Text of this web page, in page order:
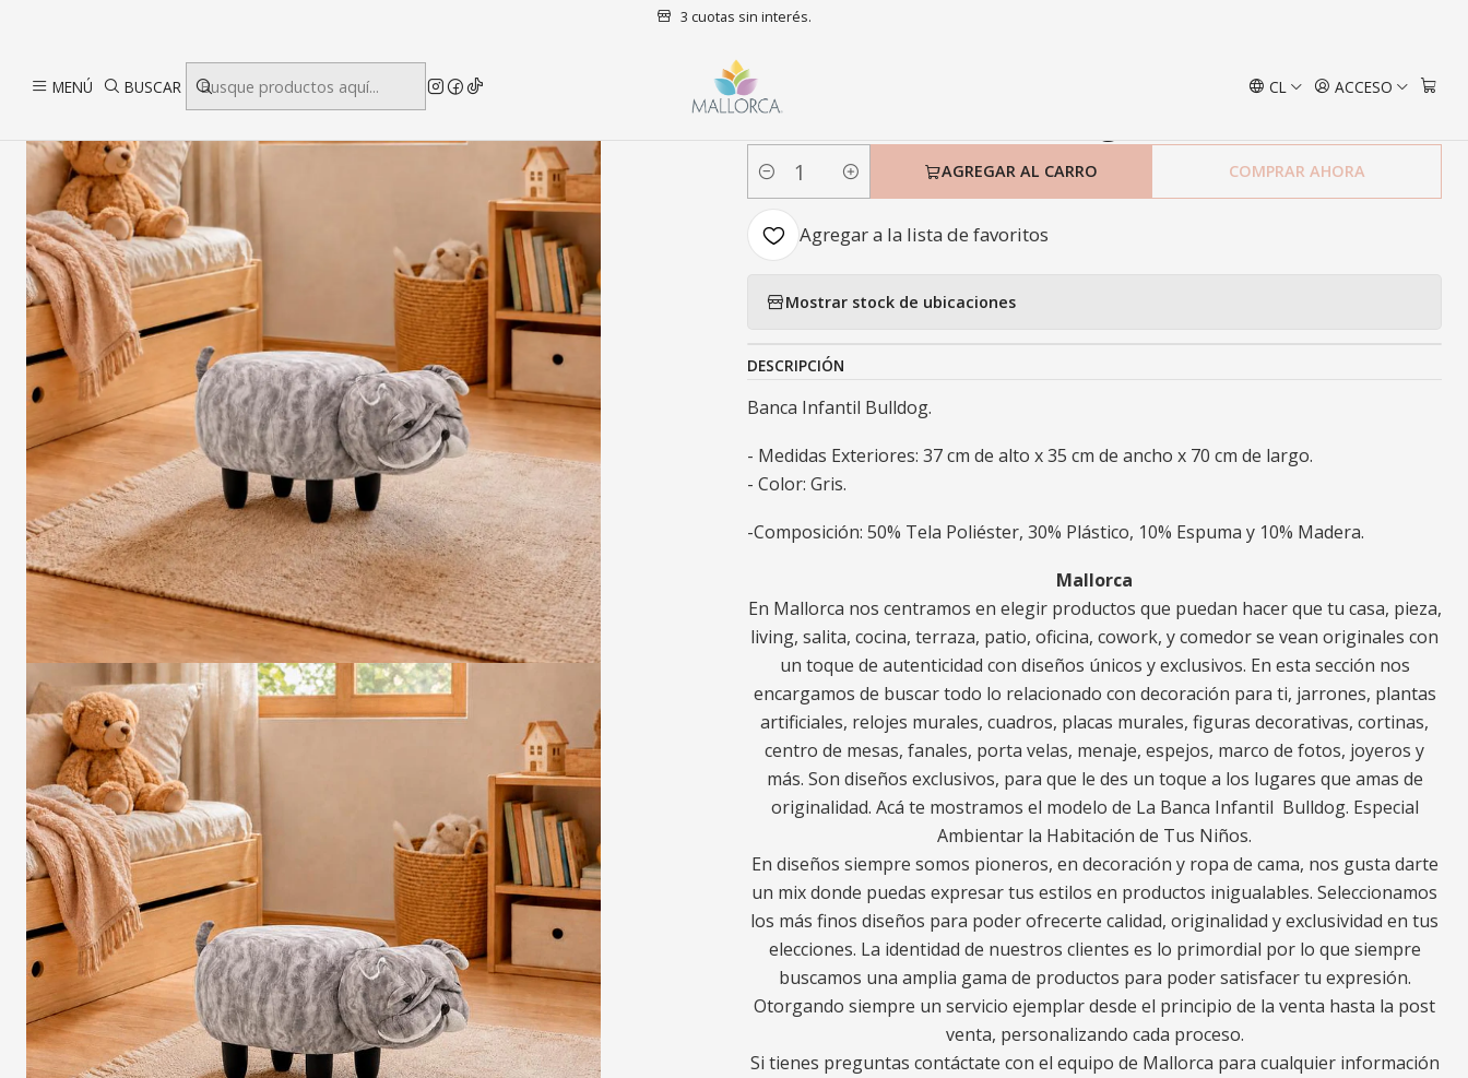
MENÚ BUSCAR CL ACCESO
3 cuotas sin interés.
Decoración Infantil Banca Infantil Bulldog
|
Banca Infantil Bulldog
Cantidad
AGREGAR AL CARRO COMPRAR AHORA
Agregar a la lista de favoritos
Mostrar stock de ubicaciones
DESCRIPCIÓN
Banca Infantil Bulldog.
- Medidas Exteriores: 37 cm de alto x 35 cm de ancho x 70 cm de largo.
- Color: Gris.
-Composición: 50% Tela Poliéster, 30% Plástico, 10% Espuma y 10% Madera.
Mallorca
En Mallorca nos centramos en elegir productos que puedan hacer que tu casa, pieza,
living, salita, cocina, terraza, patio, oficina, cowork, y comedor se vean originales con
un toque de autenticidad con diseños únicos y exclusivos. En esta sección nos
encargamos de buscar todo lo relacionado con decoración para ti, jarrones, plantas
artificiales, relojes murales, cuadros, placas murales, figuras decorativas, cortinas,
centro de mesas, fanales, porta velas, menaje, espejos, marco de fotos, joyeros y
más. Son diseños exclusivos, para que le des un toque a los lugares que amas de
originalidad. Acá te mostramos el modelo de La Banca Infantil Bulldog. Especial
Ambientar la Habitación de Tus Niños.
En diseños siempre somos pioneros, en decoración y ropa de cama, nos gusta darte
un mix donde puedas expresar tus estilos en productos inigualables. Seleccionamos
los más finos diseños para poder ofrecerte calidad, originalidad y exclusividad en tus
elecciones. La identidad de nuestros clientes es lo primordial por lo que siempre
buscamos una amplia gama de productos para poder satisfacer tu expresión.
Otorgando siempre un servicio ejemplar desde el principio de la venta hasta la post
venta, personalizando cada proceso.
Si tienes preguntas contáctate con el equipo de Mallorca para cualquier información